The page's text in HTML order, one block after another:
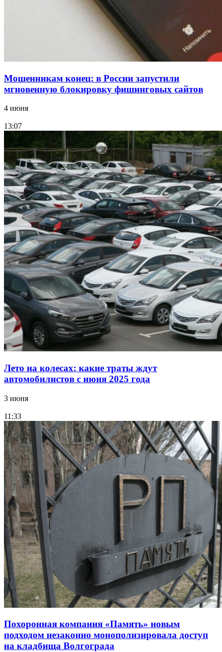
Мошенникам конец: в России запустили
мгновенную блокировку фишинговых сайтов
4 июня
13:07
Лето на колесах: какие траты ждут
автомобилистов с июня 2025 года
3 июня
11:33
Похоронная компания «Память» новым
подходом незаконно монополизировала доступ
на кладбища Волгограда